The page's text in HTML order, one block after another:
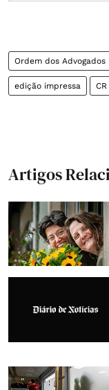
Ordem dos Advogados
edição impressa
Artigos